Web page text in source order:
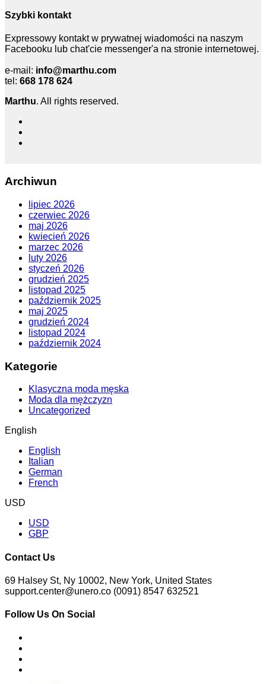
Szybki kontakt
Expressowy kontakt w prywatnej wiadomości na naszym
Facebooku lub chat'cie messenger'a na stronie internetowej.
e-mail: info@marthu.com
tel: 668 178 624
Marthu. All rights reserved.
Archiwun
lipiec 2026
czerwiec 2026
maj 2026
kwiecień 2026
marzec 2026
luty 2026
styczeń 2026
grudzień 2025
listopad 2025
październik 2025
maj 2025
grudzień 2024
listopad 2024
październik 2024
Kategorie
Klasyczna moda męska
Moda dla mężczyzn
Uncategorized
English
English
Italian
German
French
USD
USD
GBP
Contact Us
69 Halsey St, Ny 10002, New York, United States
support.center@unero.co (0091) 8547 632521
Follow Us On Social